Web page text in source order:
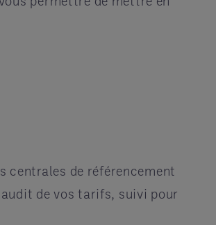
centrales de référencement
de vos tarifs, suivi pour